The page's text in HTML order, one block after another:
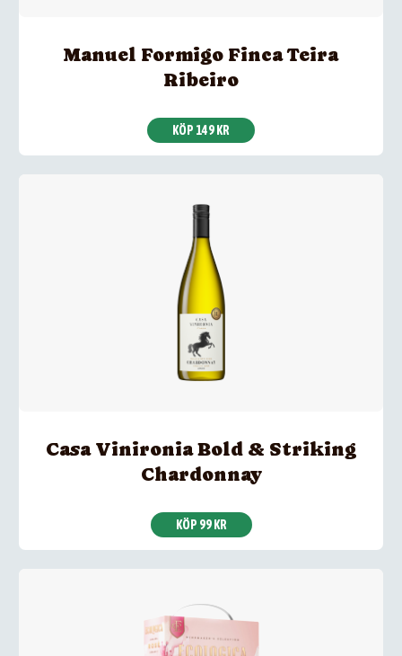
Manuel Formigo Finca Teira
Ribeiro
KÖP 149 KR
Casa Vinironia Bold & Striking
Chardonnay
KÖP 99 KR